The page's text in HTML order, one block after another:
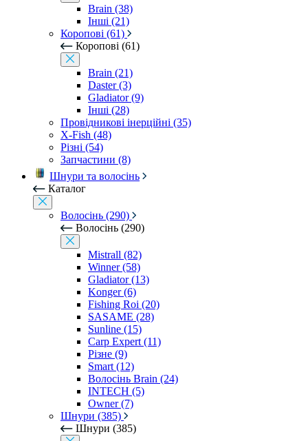
Brain (38)
Інші (21)
Коропові (61)
Коропові (61)
Brain (21)
Daster (3)
Gladiator (9)
Інші (28)
Провідникові інерційні (35)
X-Fish (48)
Різні (54)
Запчастини (8)
Шнури та волосінь
Каталог
Волосінь (290)
Волосінь (290)
Mistrall (82)
Winner (58)
Gladiator (13)
Konger (6)
Fishing Roi (20)
SASAME (28)
Sunline (15)
Carp Expert (11)
Різне (9)
Smart (12)
Волосінь Brain (24)
INTECH (5)
Owner (7)
Шнури (385)
Шнури (385)